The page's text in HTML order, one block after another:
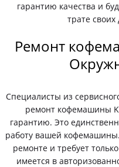
гарантию качества и
трате
Ремонт
Специалисты из
ремонт кофемашины
гарантию. Это
работу вашей
ремонте и требует
имеется в